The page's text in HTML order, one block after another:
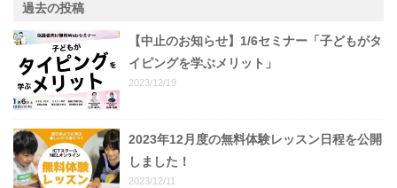
過去の投稿
【中止のお知らせ】1/6セミナー「子どもがタ
イピングを学ぶメリット」
2023/12/19
2023年12月度の無料体験レッスン日程を公開
しました！
2023/12/11